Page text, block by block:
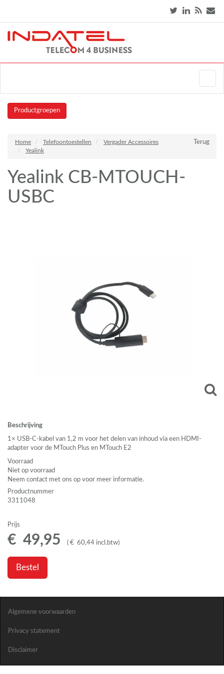
Productgroepen
Terug
Home Telefoontoestellen
Vergader Accessoires
Yealink
Yealink CB-MTOUCH-
USBC
Beschrijving
1× USB-C-kabel van 1,2 m voor het delen van inhoud via een HDMI -
adapter voor de MTouch Plus en MTouch E2
Voorraad
Niet op voorraad
Neem contact met ons op voor meer informatie.
Productnummer
3311048
Prijs
€ 49,95 ( € 60,44 incl.btw)
Bestel
Algemene voorwaarden
Privacy statement
Disclaimer